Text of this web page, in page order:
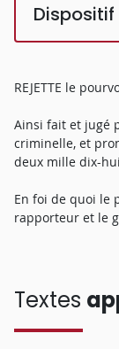
Dispositif
REJETTE le
Ainsi fait et jugé
criminelle, et
deux mille dix-
En foi de quoi le
rapporteur et le
Textes